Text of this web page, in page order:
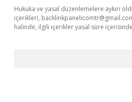
Hukuka ve yasal düzenlemelere aykırı
içerikleri,
halinde, ilgili içerikler yasal süre